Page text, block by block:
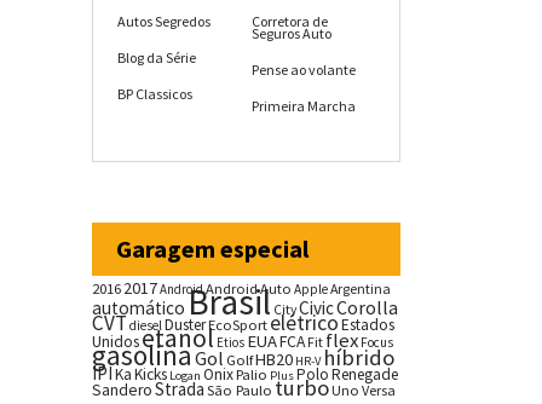
Autos Segredos
Blog da Série
BP Classicos
Corretora de
Seguros Auto
Pense ao volante
Primeira Marcha
Garagem especial
20162017AndroidAndroid Auto AppleArgentina
automáticoBrasil CityCivicCorolla
CVTdieselDusterEcoSportelétricoEstados
Unidosetanol Etios EUAFCA Fit flex Focus
gasolina Gol GolfHB20 HR-V híbrido
IPIKaKicks Logan OnixPalio PlusPoloRenegade
SanderoStrada São Paulo turboUno Versa